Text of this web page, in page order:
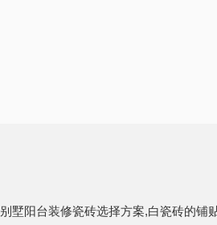
别墅阳台装修瓷砖选择方案,白瓷砖的铺